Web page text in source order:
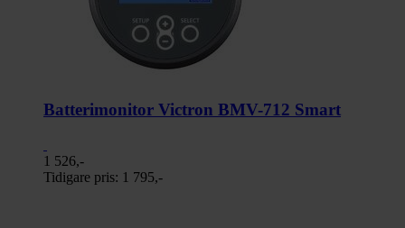
Batterimonitor Victron BMV-712 Smart
1 526,-
Tidigare pris: 1 795,-